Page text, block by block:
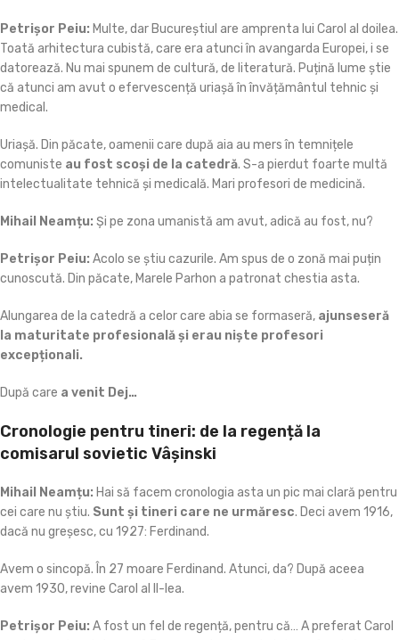
Petrișor Peiu: Multe, dar Bucureștiul are amprenta lui Carol al doilea.
Toată arhitectura cubistă, care era atunci în avangarda Europei, i se
datorează. Nu mai spunem de cultură, de literatură. Puțină lume știe
că atunci am avut o efervescență uriașă în învățământul tehnic și
medical.
Uriașă. Din păcate, oamenii care după aia au mers în temnițele
comuniste au fost scoși de la catedră. S-a pierdut foarte multă
intelectualitate tehnică și medicală. Mari profesori de medicină.
Mihail Neamțu: Și pe zona umanistă am avut, adică au fost, nu?
Petrișor Peiu: Acolo se știu cazurile. Am spus de o zonă mai puțin
cunoscută. Din păcate, Marele Parhon a patronat chestia asta.
Alungarea de la catedră a celor care abia se formaseră, ajunseseră
la maturitate profesională și erau niște profesori
excepționali.
După care a venit Dej…
Cronologie pentru tineri: de la regență la
comisarul sovietic Vâșinski
Mihail Neamțu: Hai să facem cronologia asta un pic mai clară pentru
cei care nu știu. Sunt și tineri care ne urmăresc. Deci avem 1916,
dacă nu greșesc, cu 1927: Ferdinand.
Avem o sincopă. În 27 moare Ferdinand. Atunci, da? După aceea
avem 1930, revine Carol al II-lea.
Petrișor Peiu: A fost un fel de regență, pentru că… A preferat Carol